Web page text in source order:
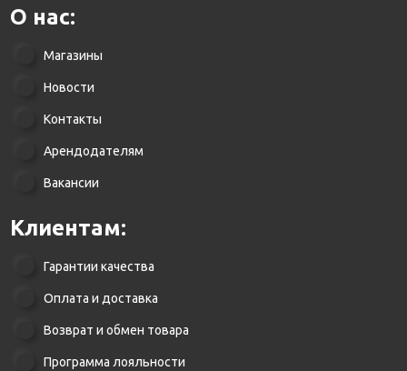
О нас:
Магазины
Новости
Контакты
Арендодателям
Вакансии
Клиентам:
Гарантии качества
Оплата и доставка
Возврат и обмен товара
Программа лояльности